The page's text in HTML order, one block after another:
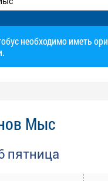
необходимо иметь
Мыс
пятница